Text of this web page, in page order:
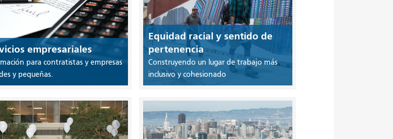
empresariales
para contratistas y empresas
y pequeñas.
Equidad racial y sentido de
pertenencia
Construyendo un lugar de trabajo más
inclusivo y cohesionado